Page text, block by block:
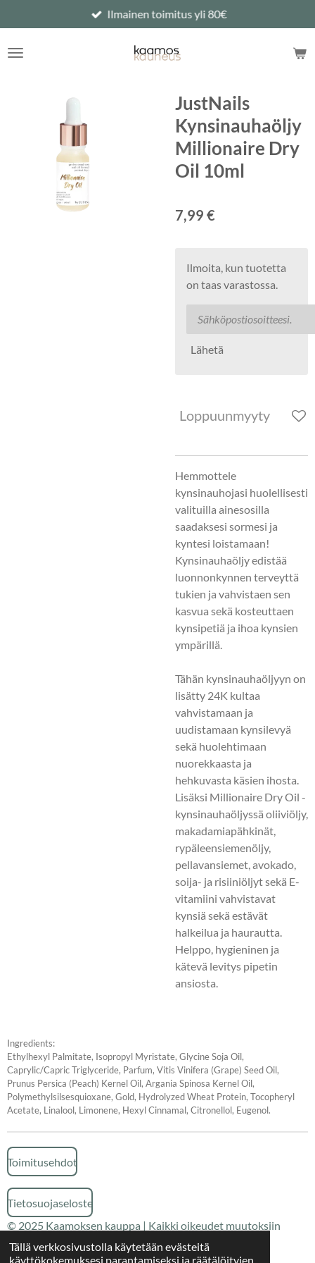
Tällä verkkosivustolla käytetään evästeitä
käyttökokemuksesi parantamiseksi ja räätälöityjen
pääsisältöön
Ilmainen toimitus yli 80€
JustNails
Kynsinauhaöljy
Millionaire Dry
Oil 10ml
7,99 €
Ilmoita, kun tuotetta
on taas varastossa.
Lähetä
Loppuunmyyty
Hemmottele
kynsinauhojasi huolellisesti
valituilla ainesosilla
saadaksesi sormesi ja
kyntesi loistamaan!
Kynsinauhaöljy edistää
luonnonkynnen terveyttä
tukien ja vahvistaen sen
kasvua sekä kosteuttaen
kynsipetiä ja ihoa kynsien
ympärillä.
Tähän kynsinauhaöljyyn on
lisätty 24K kultaa
vahvistamaan ja
uudistamaan kynsilevyä
sekä huolehtimaan
nuorekkaasta ja
hehkuvasta käsien ihosta.
Lisäksi Millionaire Dry Oil -
kynsinauhaöljyssä oliiviöljy,
makadamiapähkinät,
rypäleensiemenöljy,
pellavansiemet, avokado,
soija- ja risiiniöljyt sekä E-
vitamiini vahvistavat
kynsiä sekä estävät
halkeilua ja haurautta.
Helppo, hygieninen ja
kätevä levitys pipetin
ansiosta.
Ingredients:
Ethylhexyl Palmitate, Isopropyl Myristate, Glycine Soja Oil,
Caprylic/Capric Triglyceride, Parfum, Vitis Vinifera (Grape) Seed Oil,
Prunus Persica (Peach) Kernel Oil, Argania Spinosa Kernel Oil,
Polymethylsilsesquioxane, Gold, Hydrolyzed Wheat Protein, Tocopheryl
Acetate, Linalool, Limonene, Hexyl Cinnamal, Citronellol, Eugenol.
Toimitusehdot
Tietosuojaseloste
© 2025 Kaamoksen kauppa | Kaikki oikeudet muutoksiin
pidätetään
Palvelun tarjoaaWebador